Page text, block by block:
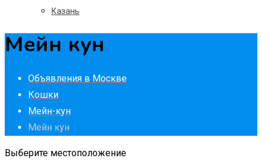
Казань
Мейн кун
Объявления в Москве
Кошки
Мейн-кун
Мейн кун
Выберите местоположение